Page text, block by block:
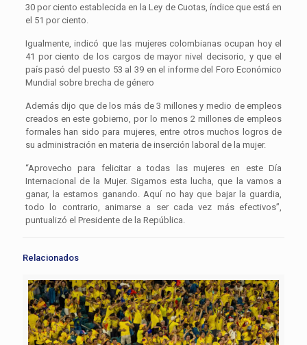
30 por ciento establecida en la Ley de Cuotas, índice que está en
el 51 por ciento.
Igualmente, indicó que las mujeres colombianas ocupan hoy el
41 por ciento de los cargos de mayor nivel decisorio, y que el
país pasó del puesto 53 al 39 en el informe del Foro Económico
Mundial sobre brecha de género
Además dijo que de los más de 3 millones y medio de empleos
creados en este gobierno, por lo menos 2 millones de empleos
formales han sido para mujeres, entre otros muchos logros de
su administración en materia de inserción laboral de la mujer.
“Aprovecho para felicitar a todas las mujeres en este Día
Internacional de la Mujer. Sigamos esta lucha, que la vamos a
ganar, la estamos ganando. Aquí no hay que bajar la guardia,
todo lo contrario, animarse a ser cada vez más efectivos”,
puntualizó el Presidente de la República.
Relacionados